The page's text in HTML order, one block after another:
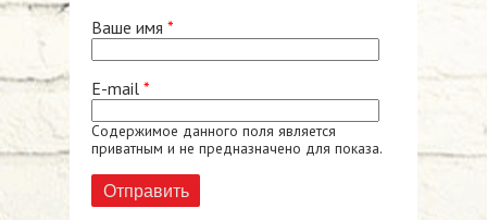
Ваше имя *
E-mail *
Содержимое данного поля является
приватным и не предназначено для показа.